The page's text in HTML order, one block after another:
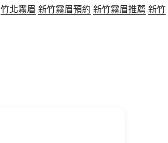
竹北霧眉 新竹霧眉預約 新竹霧眉推薦 新竹